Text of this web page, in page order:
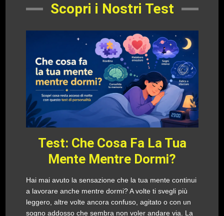
Scopri i Nostri Test
Test: Che Cosa Fa La Tua
Mente Mentre Dormi?
Hai mai avuto la sensazione che la tua mente continui
a lavorare anche mentre dormi? A volte ti svegli più
leggero, altre volte ancora confuso, agitato o con un
sogno addosso che sembra non voler andare via. La